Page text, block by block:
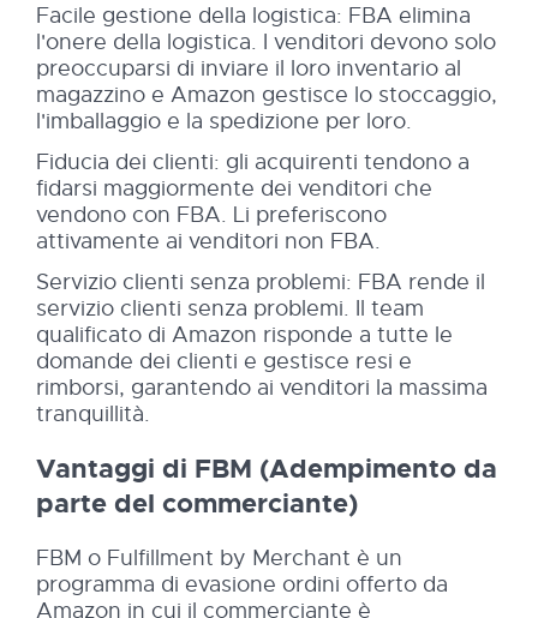
Facile gestione della logistica: FBA elimina
l'onere della logistica. I venditori devono solo
preoccuparsi di inviare il loro inventario al
magazzino e Amazon gestisce lo stoccaggio,
l'imballaggio e la spedizione per loro.
Fiducia dei clienti: gli acquirenti tendono a
fidarsi maggiormente dei venditori che
vendono con FBA. Li preferiscono
attivamente ai venditori non FBA.
Servizio clienti senza problemi: FBA rende il
servizio clienti senza problemi. Il team
qualificato di Amazon risponde a tutte le
domande dei clienti e gestisce resi e
rimborsi, garantendo ai venditori la massima
tranquillità.
Vantaggi di FBM (Adempimento da
parte del commerciante)
FBM o Fulfillment by Merchant è un
programma di evasione ordini offerto da
Amazon in cui il commerciante è